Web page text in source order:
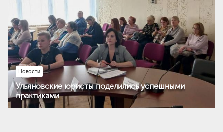
Новости
Ульяновские юристы поделились успешными
практиками